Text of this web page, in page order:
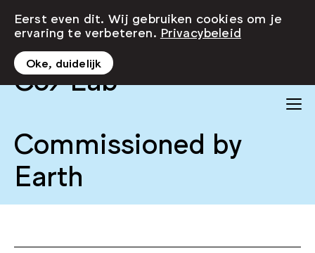
Co/Lab
Commissioned by
Earth
Eerst even dit. Wij gebruiken cookies om je
ervaring te verbeteren. Privacybeleid
Oke, duidelijk